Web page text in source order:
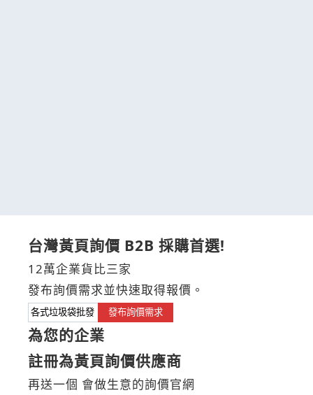
台灣黃頁詢價 B2B 採購首選!
12萬企業貨比三家
發布詢價需求並快速取得報價。
發布詢價需求
為您的企業
註冊為黃頁詢價供應商
再送一個 會做生意的詢價官網